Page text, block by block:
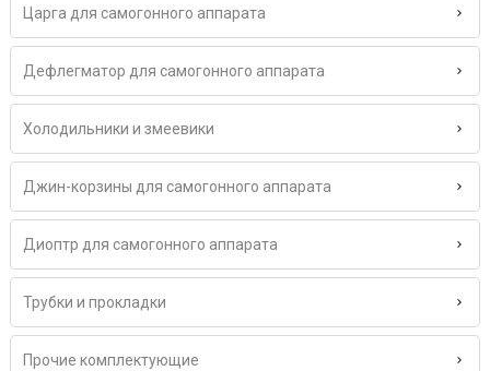
Царга для самогонного аппарата
Дефлегматор для самогонного аппарата
Холодильники и змеевики
Джин-корзины для самогонного аппарата
Диоптр для самогонного аппарата
Трубки и прокладки
Прочие комплектующие